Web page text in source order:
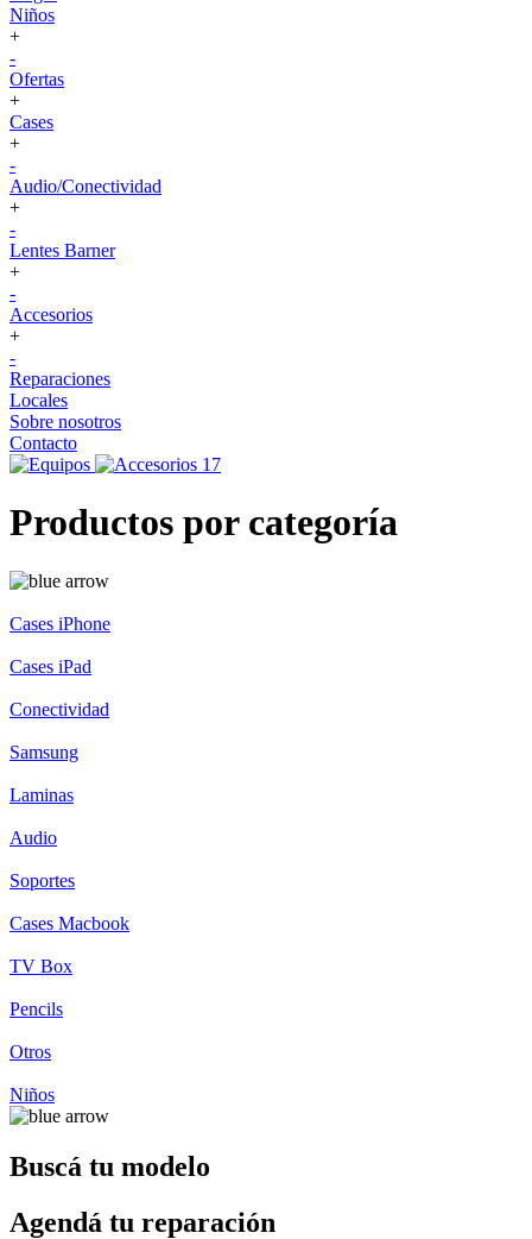
Niños
+
-
Ofertas
+
Cases
+
-
Audio/Conectividad
+
-
Lentes Barner
+
-
Accesorios
+
-
Reparaciones
Locales
Sobre nosotros
Contacto
Productos por categoría
Cases iPhone
Cases iPad
Conectividad
Samsung
Laminas
Audio
Soportes
Cases Macbook
TV Box
Pencils
Otros
Niños
Buscá tu modelo
Agendá tu reparación